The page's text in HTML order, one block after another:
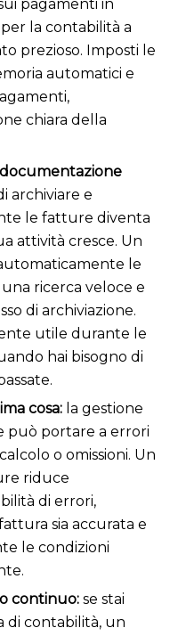
pagamenti in
la contabilità a
prezioso. Imposti le
automatici e
chiara della
archiviare e
le fatture diventa
attività cresce. Un
le
ricerca veloce e
di archiviazione.
utile durante le
hai bisogno di
cosa: la gestione
può portare a errori
o omissioni. Un
riduce
di errori,
sia accurata e
le condizioni
continuo:se stai
di contabilità, un